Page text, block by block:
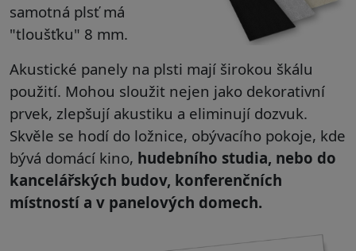
samotná plsť má
"tloušťku" 8 mm.
Akustické panely na plsti mají širokou škálu
použití. Mohou sloužit nejen jako dekorativní
prvek, zlepšují akustiku a eliminují dozvuk.
Skvěle se hodí do ložnice, obývacího pokoje, kde
bývá domácí kino, hudebního studia, nebo do
kancelářských budov, konferenčních
místností a v panelových domech.